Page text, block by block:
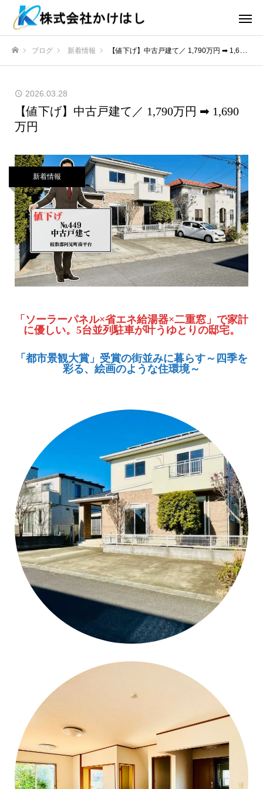
ブログ 新着情報 【値下げ】中古戸建て／ 1,790万円 ➡ 1,690万円
2026.03.28
【値下げ】中古戸建て／ 1,790万円 ➡ 1,690
万円
新着情報
「ソーラーパネル×省エネ給湯器×二重窓」で家計
に優しい。5台並列駐車が叶うゆとりの邸宅。
「都市景観大賞」受賞の街並みに暮らす～四季を
彩る、絵画のような住環境～